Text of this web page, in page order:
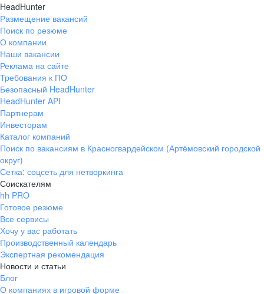
HeadHunter
Размещение вакансий
Поиск по резюме
О компании
Наши вакансии
Реклама на сайте
Требования к ПО
Безопасный HeadHunter
HeadHunter API
Партнерам
Инвесторам
Каталог компаний
Поиск по вакансиям в Красногвардейском (Артёмовский городской
округ)
Сетка: соцсеть для нетворкинга
Соискателям
hh PRO
Готовое резюме
Все сервисы
Хочу у вас работать
Производственный календарь
Экспертная рекомендация
Новости и статьи
Блог
О компаниях в игровой форме